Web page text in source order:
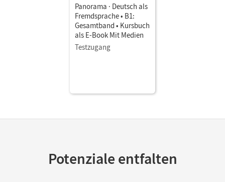
Panorama · Deutsch als
Fremdsprache • B1:
Gesamtband • Kursbuch
als E-Book Mit Medien
Testzugang
Potenziale entfalten